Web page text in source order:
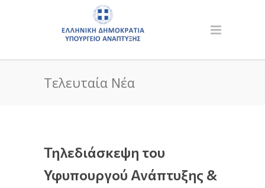
Τελευταία Νέα
Τηλεδιάσκεψη του
Υφυπουργού Ανάπτυξης &